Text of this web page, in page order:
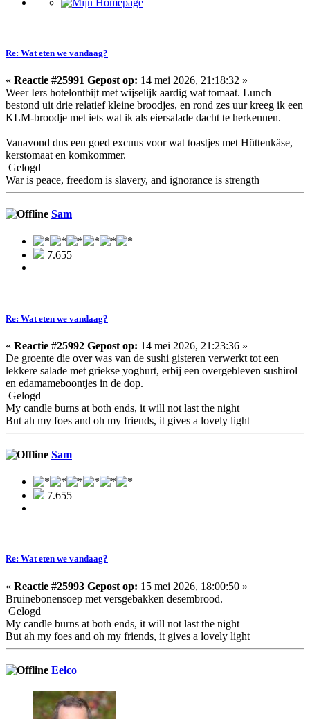
Re: Wat eten we vandaag?
« Reactie #25991 Gepost op: 14 mei 2026, 21:18:32 »
Weer Iers hotelontbijt met wijselijk aardig wat tomaat. Lunch
bestond uit drie relatief kleine broodjes, en rond zes uur kreeg ik een
KLM-broodje met iets wat ik als eiersalade dacht te herkennen.
Vanavond dus een goed excuus voor wat toastjes met Hüttenkäse,
kerstomaat en komkommer.
Gelogd
War is peace, freedom is slavery, and ignorance is strength
Sam
7.655
Re: Wat eten we vandaag?
« Reactie #25992 Gepost op: 14 mei 2026, 21:23:36 »
De groente die over was van de sushi gisteren verwerkt tot een
lekkere salade met griekse yoghurt, erbij een overgebleven sushirol
en edamameboontjes in de dop.
Gelogd
My candle burns at both ends, it will not last the night
But ah my foes and oh my friends, it gives a lovely light
Sam
7.655
Re: Wat eten we vandaag?
« Reactie #25993 Gepost op: 15 mei 2026, 18:00:50 »
Bruinebonensoep met versgebakken desembrood.
Gelogd
My candle burns at both ends, it will not last the night
But ah my foes and oh my friends, it gives a lovely light
Eelco